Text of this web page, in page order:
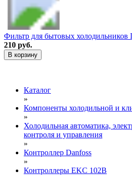
Фильтр для бытовых холодильников
210 руб.
В корзину
Каталог
»
Компоненты холодильной и
»
Холодильная автоматика,
контроля и управления
»
Контроллер Danfoss
»
Контроллеры EKC 102B